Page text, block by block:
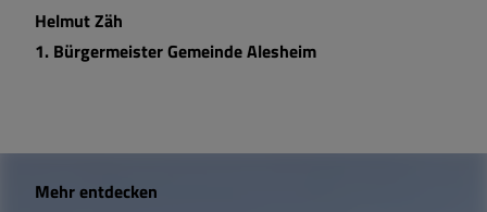
Helmut Zäh
1. Bürgermeister Gemeinde Alesheim
W
Mehr entdecken